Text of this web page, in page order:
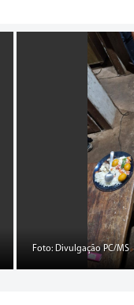
Foto: Divulgação PC/MS